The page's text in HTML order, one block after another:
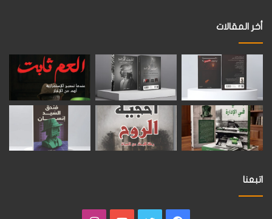
أخر المقالات
اتبعنا